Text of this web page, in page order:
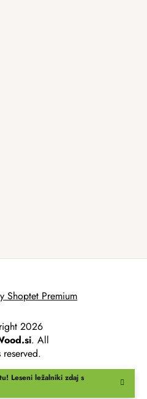
Leseni ležalniki zdaj s
Shoptet Premium
2026
. All
reserved.